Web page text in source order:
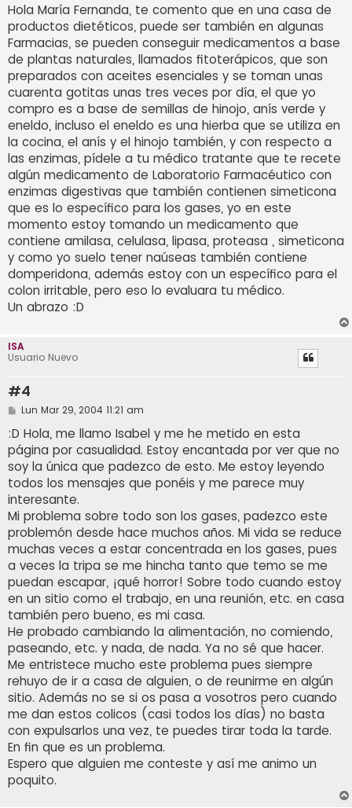
n
s
a
j
e
Hola María Fernanda, te comento que en una casa de
productos dietéticos, puede ser también en algunas
Farmacias, se pueden conseguir medicamentos a base
de plantas naturales, llamados fitoterápicos, que son
preparados con aceites esenciales y se toman unas
cuarenta gotitas unas tres veces por día, el que yo
compro es a base de semillas de hinojo, anís verde y
eneldo, incluso el eneldo es una hierba que se utiliza en
la cocina, el anís y el hinojo también, y con respecto a
las enzimas, pídele a tu médico tratante que te recete
algún medicamento de Laboratorio Farmacéutico con
enzimas digestivas que también contienen simeticona
que es lo específico para los gases, yo en este
momento estoy tomando un medicamento que
contiene amilasa, celulasa, lipasa, proteasa , simeticona
y como yo suelo tener naúseas también contiene
domperidona, además estoy con un específico para el
colon irritable, pero eso lo evaluara tu médico.
Un abrazo :D
ISA
Usuario Nuevo
#4
M
n
s
a
j
e
Lun Mar 29, 2004 11:21 am
:D Hola, me llamo Isabel y me he metido en esta
página por casualidad. Estoy encantada por ver que no
soy la única que padezco de esto. Me estoy leyendo
todos los mensajes que ponéis y me parece muy
interesante.
Mi problema sobre todo son los gases, padezco este
problemón desde hace muchos años. Mi vida se reduce
muchas veces a estar concentrada en los gases, pues
a veces la tripa se me hincha tanto que temo se me
puedan escapar, ¡qué horror! Sobre todo cuando estoy
en un sitio como el trabajo, en una reunión, etc. en casa
también pero bueno, es mi casa.
He probado cambiando la alimentación, no comiendo,
paseando, etc. y nada, de nada. Ya no sé que hacer.
Me entristece mucho este problema pues siempre
rehuyo de ir a casa de alguien, o de reunirme en algún
sitio. Además no se si os pasa a vosotros pero cuando
me dan estos colicos (casi todos los días) no basta
con expulsarlos una vez, te puedes tirar toda la tarde.
En fin que es un problema.
Espero que alguien me conteste y así me animo un
poquito.